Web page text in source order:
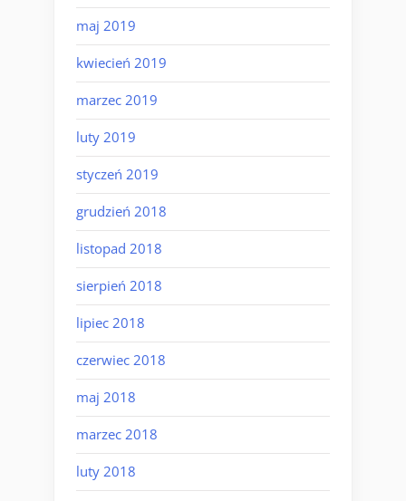
maj 2019
kwiecień 2019
marzec 2019
luty 2019
styczeń 2019
grudzień 2018
listopad 2018
sierpień 2018
lipiec 2018
czerwiec 2018
maj 2018
marzec 2018
luty 2018